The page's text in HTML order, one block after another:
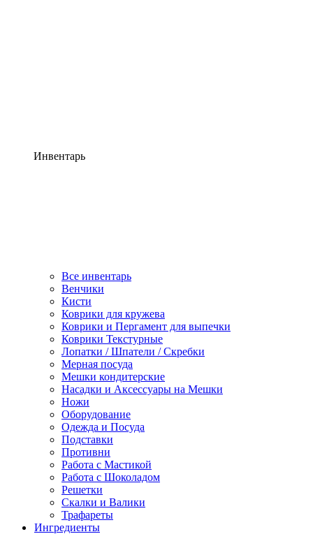
Инвентарь
Все инвентарь
Венчики
Кисти
Коврики для кружева
Коврики и Пергамент для выпечки
Коврики Текстурные
Лопатки / Шпатели / Скребки
Мерная посуда
Мешки кондитерские
Насадки и Аксессуары на Мешки
Ножи
Оборудование
Одежда и Посуда
Подставки
Противни
Работа с Мастикой
Работа с Шоколадом
Решетки
Скалки и Валики
Трафареты
Ингредиенты